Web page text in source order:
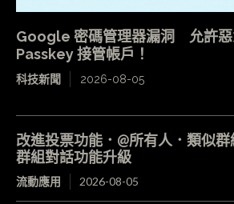
Google 密碼管理器漏洞 允許惡
Passkey 接管帳戶！
科技新聞 2026-08-05
改進投票功能．@所有人．類似
群組對話功能升級
流動應用 2026-08-05